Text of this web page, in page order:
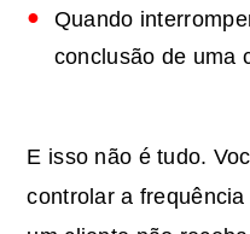
Quando
conclusão de uma
E isso não é tudo.
controlar a